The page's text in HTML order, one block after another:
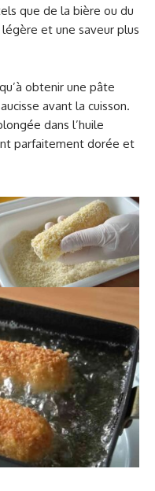
que de la bière ou du
et une saveur plus
obtenir une pâte
avant la cuisson.
dans l’huile
parfaitement dorée et